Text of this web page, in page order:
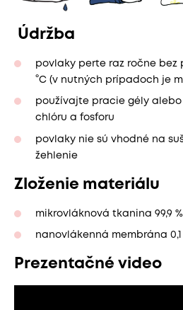
Údržba
povlaky perte raz ročne bez
°C (v nutných prípadoch je
používajte pracie gély alebo
chlóru a fosforu
povlaky nie sú vhodné na
žehlenie
Zloženie materiálu
mikrovláknová tkanina 99,9
nanovlákenná membrána
Prezentačné video